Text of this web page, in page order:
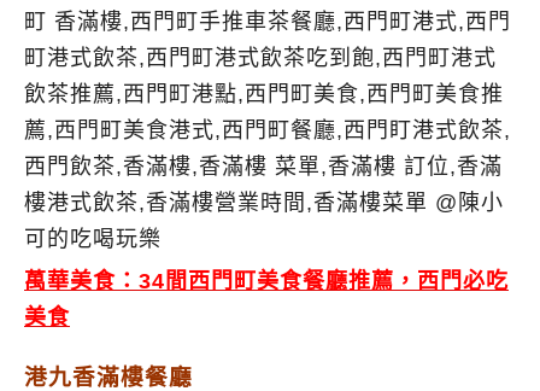
萬華美食：34間西門町美食餐廳推薦，西門必吃
美食
港九香滿樓餐廳